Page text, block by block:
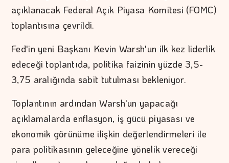
açıklanacak Federal Açık Piyasa Komitesi (FOMC)
toplantısına çevrildi.
Fed'in yeni Başkanı Kevin Warsh'un ilk kez liderlik
edeceği toplantıda, politika faizinin yüzde 3,5-
3,75 aralığında sabit tutulması bekleniyor.
Toplantının ardından Warsh'un yapacağı
açıklamalarda enflasyon, iş gücü piyasası ve
ekonomik görünüme ilişkin değerlendirmeleri ile
para politikasının geleceğine yönelik vereceği